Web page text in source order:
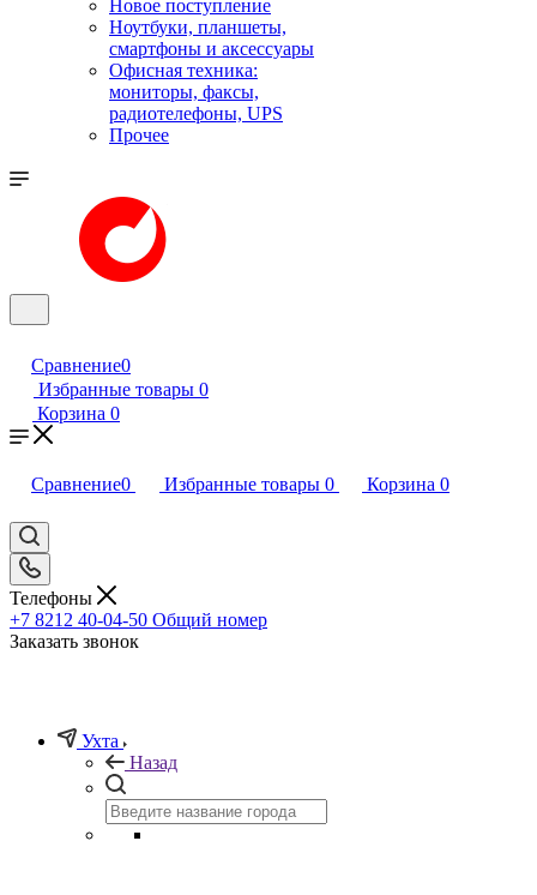
Новое поступление
Ноутбуки, планшеты,
смартфоны и аксессуары
Офисная техника:
мониторы, факсы,
радиотелефоны, UPS
Прочее
Сравнение0
Избранные товары 0
Корзина 0
Сравнение0 Избранные товары 0 Корзина 0
Телефоны
+7 8212 40-04-50 Общий номер
Заказать звонок
Ухта
Назад